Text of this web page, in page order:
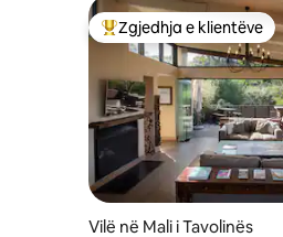
Më të mirat e
Zgjedhja e klientëve
Vilë në Mali i Tavolinës